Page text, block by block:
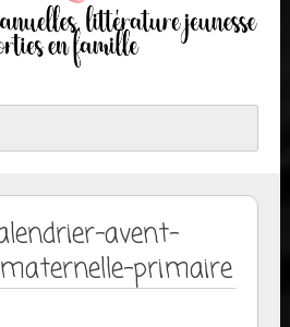
avent-
primaire